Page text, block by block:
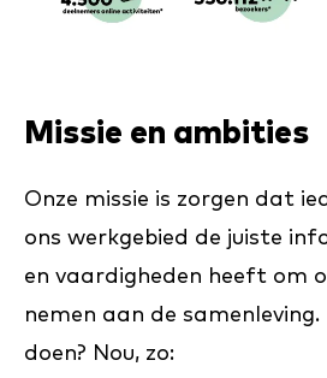
Missie en ambities
Onze missie is zorgen dat
ons werkgebied de juiste
en vaardigheden heeft om
nemen aan de
doen? Nou, zo: